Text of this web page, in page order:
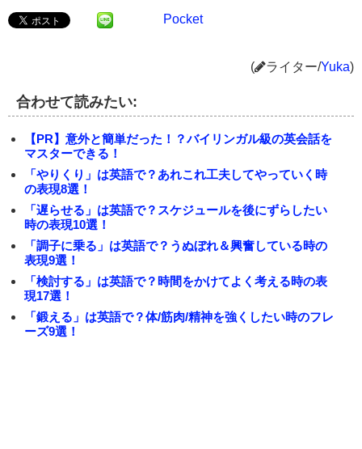
Pocket
( ライター/Yuka)
合わせて読みたい:
【PR】意外と簡単だった！？バイリンガル級の英会話を
マスターできる！
「やりくり」は英語で？あれこれ工夫してやっていく時
の表現8選！
「遅らせる」は英語で？スケジュールを後にずらしたい
時の表現10選！
「調子に乗る」は英語で？うぬぼれ＆興奮している時の
表現9選！
「検討する」は英語で？時間をかけてよく考える時の表
現17選！
「鍛える」は英語で？体/筋肉/精神を強くしたい時のフレ
ーズ9選！